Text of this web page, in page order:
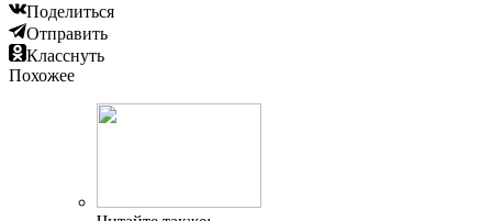
Поделиться
Отправить
Класснуть
Похожее